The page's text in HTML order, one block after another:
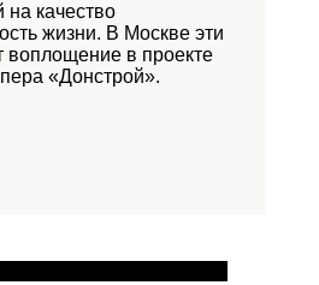
на качество
жизни. В Москве эти
воплощение в проекте
«Донстрой».